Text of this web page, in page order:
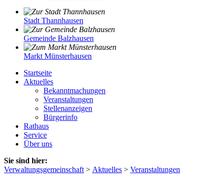
Stadt Thannhausen
Gemeinde Balzhausen
Markt Münsterhausen
Startseite
Aktuelles
Bekanntmachungen
Veranstaltungen
Stellenanzeigen
Bürgerinfo
Rathaus
Service
Über uns
Sie sind hier:
Verwaltungsgemeinschaft > Aktuelles > Veranstaltungen